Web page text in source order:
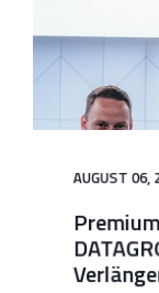
AUGUST 06,